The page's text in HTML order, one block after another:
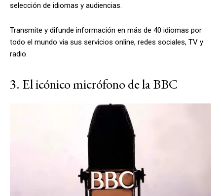
selección de idiomas y audiencias.
Transmite y difunde información en más de 40 idiomas por
todo el mundo via sus servicios online, redes sociales, TV y
radio.
3. El icónico micrófono de la BBC